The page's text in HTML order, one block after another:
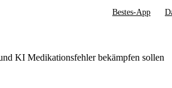
Bestes-App
KI Medikationsfehler bekämpfen sollen